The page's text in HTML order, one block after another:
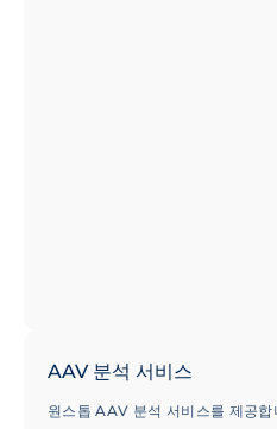
AAV 분석 서비스
원스톱 AAV 분석 서비스를 제공합